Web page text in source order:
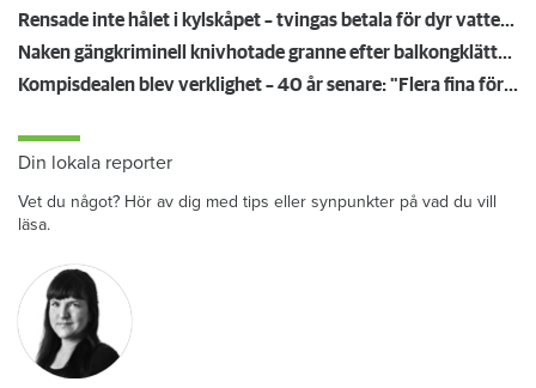
Rensade inte hålet i kylskåpet – tvingas betala för dyr vattenskada
Naken gängkriminell knivhotade granne efter balkongklättring
Kompisdealen blev verklighet – 40 år senare: "Flera fina fördelar med att dela bostad"
Din lokala reporter
Vet du något? Hör av dig med tips eller synpunkter på vad du vill
läsa.